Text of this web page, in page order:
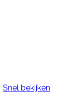
Snel bekijken